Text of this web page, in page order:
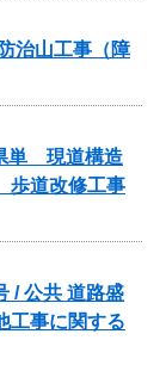
治山工事（障
単 現道構造
道改修工事
/ 公共 道路盛
工事に関する